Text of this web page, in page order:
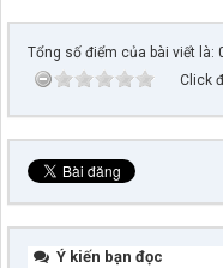
Tổng số điểm của bài viết là:
Click
Ý kiến bạn đọc